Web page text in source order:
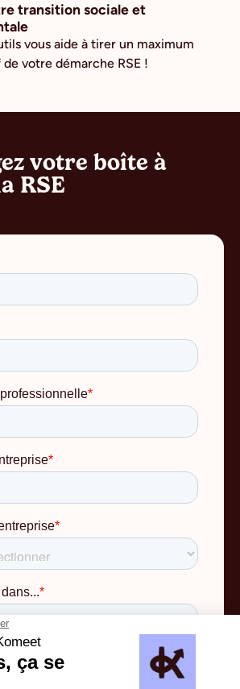
transition sociale et
vous aide à tirer un maximum
votre démarche RSE !
votre boîte à
RSE